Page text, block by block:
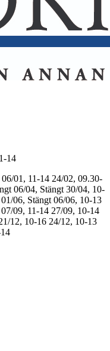
14
06/01, 11-14 24/02, 09.30-
06/04, Stängt 30/04, 10-
01/06, Stängt 06/06, 10-13
07/09, 11-14 27/09, 10-14
12, 10-16 24/12, 10-13